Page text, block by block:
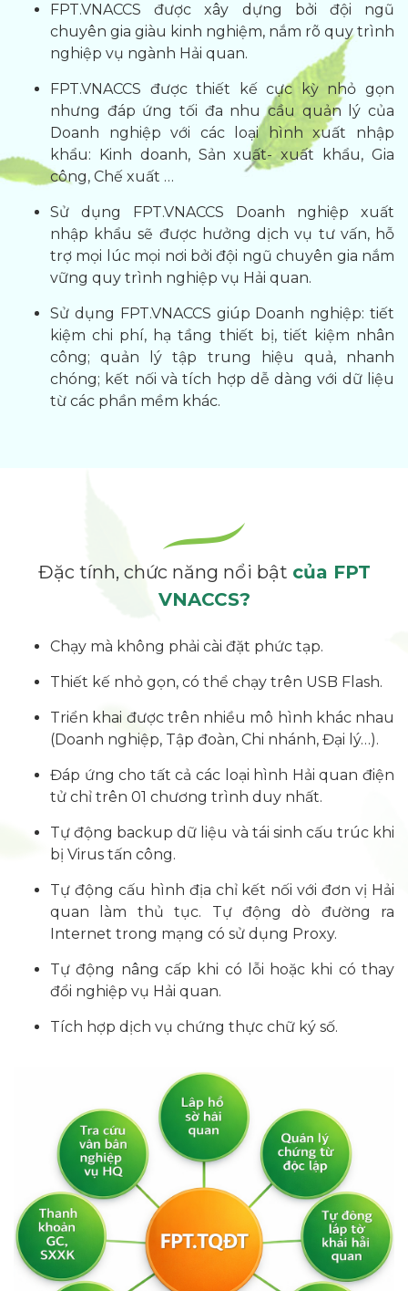
FPT.VNACCS được xây dựng bởi đội ngũ
chuyên gia giàu kinh nghiệm, nắm rõ quy trình
nghiệp vụ ngành Hải quan.
FPT.VNACCS được thiết kế cực kỳ nhỏ gọn
nhưng đáp ứng tối đa nhu cầu quản lý của
Doanh nghiệp với các loại hình xuất nhập
khẩu: Kinh doanh, Sản xuất- xuất khẩu, Gia
công, Chế xuất …
Sử dụng FPT.VNACCS Doanh nghiệp xuất
nhập khẩu sẽ được hưởng dịch vụ tư vấn, hỗ
trợ mọi lúc mọi nơi bởi đội ngũ chuyên gia nắm
vững quy trình nghiệp vụ Hải quan.
Sử dụng FPT.VNACCS giúp Doanh nghiệp: tiết
kiệm chi phí, hạ tầng thiết bị, tiết kiệm nhân
công; quản lý tập trung hiệu quả, nhanh
chóng; kết nối và tích hợp dễ dàng với dữ liệu
từ các phần mềm khác.
Đặc tính, chức năng nổi bật của FPT
VNACCS?
Chạy mà không phải cài đặt phức tạp.
Thiết kế nhỏ gọn, có thể chạy trên USB Flash.
Triển khai được trên nhiều mô hình khác nhau
(Doanh nghiệp, Tập đoàn, Chi nhánh, Đại lý…).
Đáp ứng cho tất cả các loại hình Hải quan điện
tử chỉ trên 01 chương trình duy nhất.
Tự động backup dữ liệu và tái sinh cấu trúc khi
bị Virus tấn công.
Tự động cấu hình địa chỉ kết nối với đơn vị Hải
quan làm thủ tục. Tự động dò đường ra
Internet trong mạng có sử dụng Proxy.
Tự động nâng cấp khi có lỗi hoặc khi có thay
đổi nghiệp vụ Hải quan.
Tích hợp dịch vụ chứng thực chữ ký số.